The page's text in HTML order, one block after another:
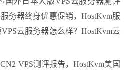
务器终身优惠促销，HostKvm服
云服务器怎么样？HostKvm云
VPS测评报告，HostKvm美国